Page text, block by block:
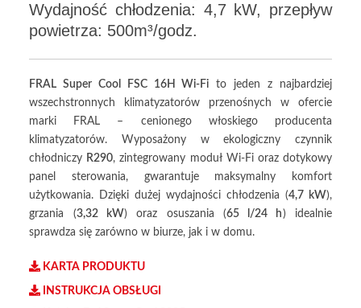
Wydajność chłodzenia: 4,7kW, przepływ
powietrza: 500m³/godz.
FRAL Super Cool FSC 16H Wi-Fi to jeden z najbardziej
wszechstronnych klimatyzatorów przenośnych w ofercie
marki FRAL – cenionego włoskiego producenta
klimatyzatorów. Wyposażony w ekologiczny czynnik
chłodniczy R290, zintegrowany moduł Wi-Fi oraz dotykowy
panel sterowania, gwarantuje maksymalny komfort
użytkowania. Dzięki dużej wydajności chłodzenia (4,7 kW),
grzania (3,32 kW) oraz osuszania (65 l/24 h ) idealnie
sprawdza się zarówno w biurze, jak i w domu.
KARTA PRODUKTU
INSTRUKCJA OBSŁUGI